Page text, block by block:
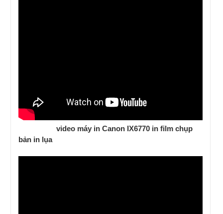
video máy in Canon IX6770 in film chụp
bản in lụa